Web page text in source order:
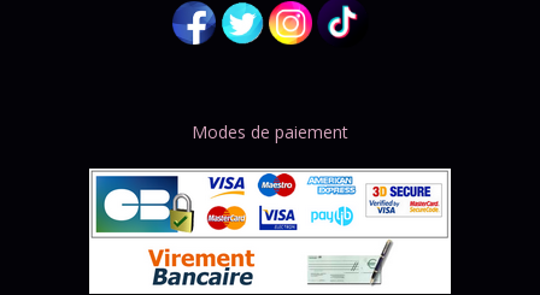
Modes de paiement